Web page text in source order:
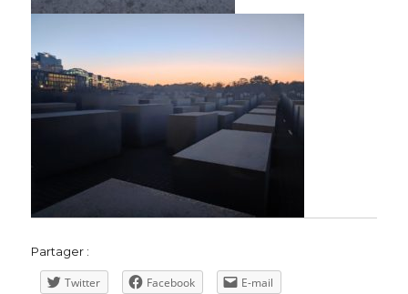
Partager :
Twitter Facebook
E-mail